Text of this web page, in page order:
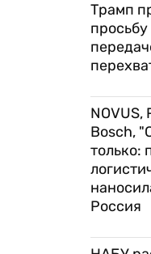
Трамп
NOVUS,
Bosch,
только:
Россия